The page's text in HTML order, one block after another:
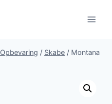
Opbevaring / Skabe / Montana